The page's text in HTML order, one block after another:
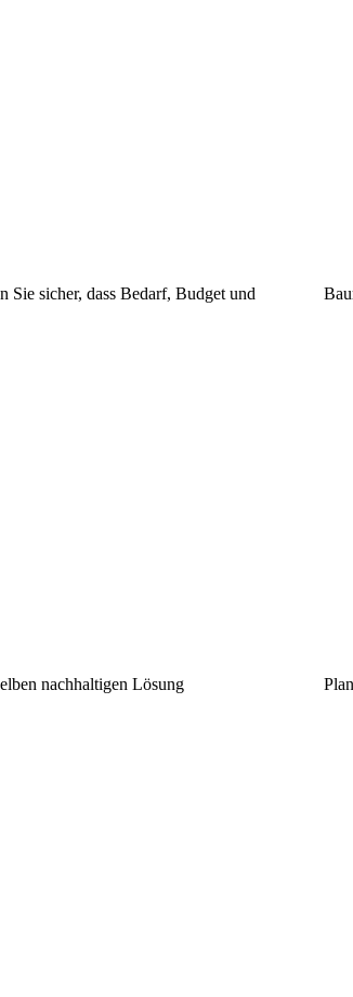
Sie sicher, dass Bedarf, Budget und
nachhaltigen Lösung